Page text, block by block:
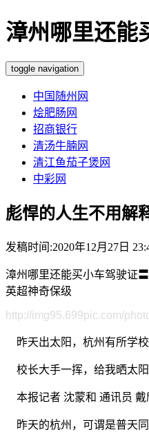
漳州哪里还能
toggle navigation
中国随州网
烩肥肠网
招商银行
清汤牛腩网
清江鱼茄子煲网
中彩网
彪悍的人生不用解
发稿时间:2020年12月27日
漳州哪里还能买小车驾驶证
英超神奇保级
http://img95.699pic.com/
昨天出太阳，杭州有所学
校长大手一挥，给我晒太
本报记者 沈蒙和 通讯员 戴
昨天的杭州，可谓是普天同